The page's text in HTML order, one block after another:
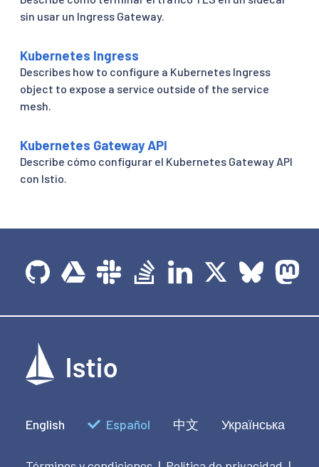
sin usar un Ingress Gateway.
Kubernetes Ingress
Describes how to configure a Kubernetes Ingress
object to expose a service outside of the service
mesh.
Kubernetes Gateway API
Describe cómo configurar el Kubernetes Gateway API
con Istio.
English Español 中文 Українська